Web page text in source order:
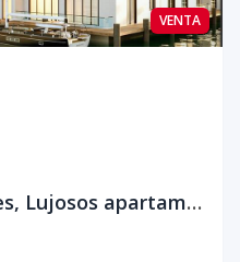
VENTA
Serenissima Residences, Lujosos apartamentos en la marina de Cap Cana.